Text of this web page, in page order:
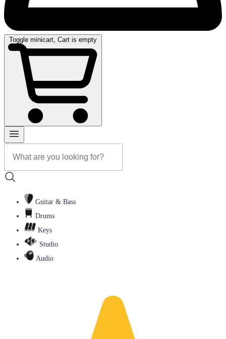
Toggle minicart, Cart is empty
Guitar & Bass
Drums
Keys
Studio
Audio